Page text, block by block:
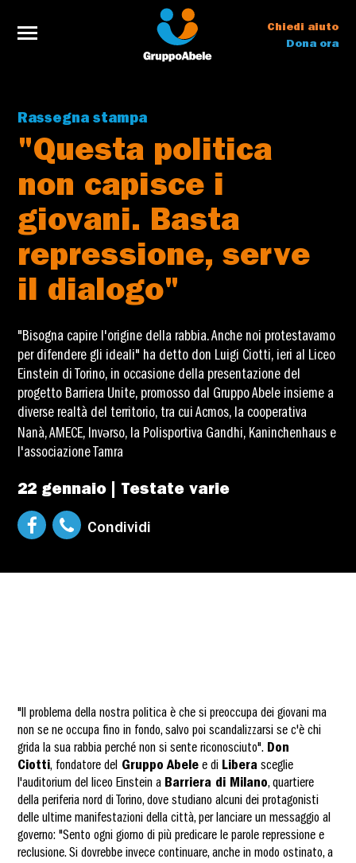
Chiedi aiuto
Dona ora
Rassegna stampa
"Questa politica
non capisce i
giovani. Basta
repressione, serve
il dialogo"
"Bisogna capire l'origine della rabbia. Anche noi protestavamo
per difendere gli ideali" ha detto don Luigi Ciotti, ieri al Liceo
Einstein di Torino, in occasione della presentazione del
progetto Barriera Unite, promosso dal Gruppo Abele insieme a
diverse realtà del territorio, tra cui Acmos, la cooperativa
Nanà, AMECE, Invərso, la Polisportiva Gandhi, Kaninchenhaus e
l'associazione Tamra
22 gennaio | Testate varie
Condividi
"ll problema della nostra politica è che si preoccupa dei giovani ma
non se ne occupa fino in fondo, salvo poi scandalizzarsi se c'è chi
grida la sua rabbia perché non si sente riconosciuto". Don
Ciotti, fondatore del Gruppo Abele e di Libera sceglie
l'auditorium del liceo Einstein a Barriera di Milano, quartiere
della periferia nord di Torino, dove studiano alcuni dei protagonisti
delle ultime manifestazioni della città, per lanciare un messaggio al
governo: "Sento ogni giorno di più predicare le parole repressione e
reclusione. Si dovrebbe invece continuare, anche in modo ostinato, a